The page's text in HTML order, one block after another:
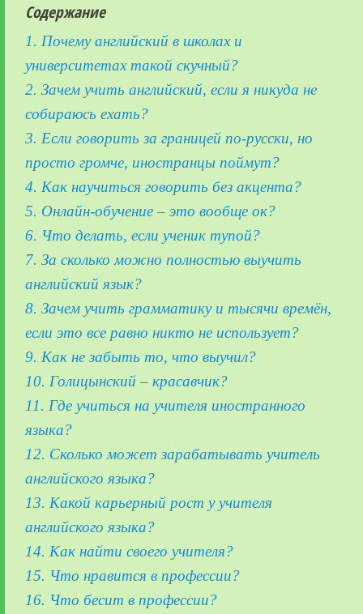
Содержание
1. Почему английский в школах и
университетах такой скучный?
2. Зачем учить английский, если я никуда не
собираюсь ехать?
3. Если говорить за границей по-русски, но
просто громче, иностранцы поймут?
4. Как научиться говорить без акцента?
5. Онлайн-обучение – это вообще ок?
6. Что делать, если ученик тупой?
7. За сколько можно полностью выучить
английский язык?
8. Зачем учить грамматику и тысячи времён,
если это все равно никто не использует?
9. Как не забыть то, что выучил?
10. Голицынский – красавчик?
11. Где учиться на учителя иностранного
языка?
12. Сколько может зарабатывать учитель
английского языка?
13. Какой карьерный рост у учителя
английского языка?
14. Как найти своего учителя?
15. Что нравится в профессии?
16. Что бесит в профессии?